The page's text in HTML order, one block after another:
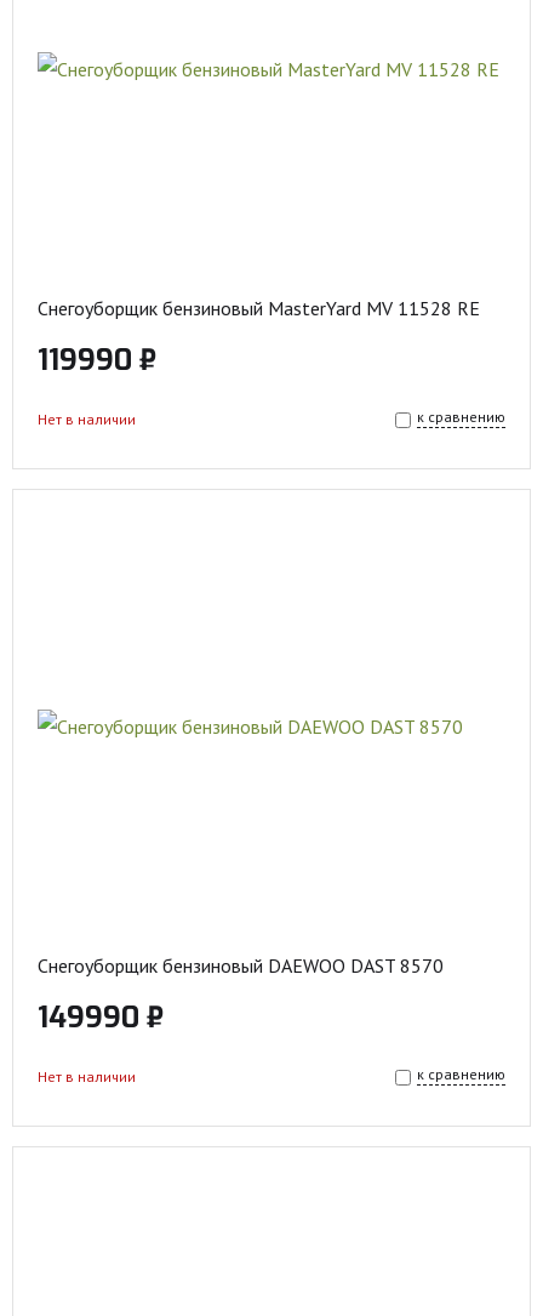
Снегоуборщик бензиновый MasterYard MV 11528 RE
119990 ₽
к сравнению
Нет в наличии
Снегоуборщик бензиновый DAEWOO DAST 8570
149990 ₽
к сравнению
Нет в наличии